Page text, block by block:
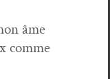
âme
comme